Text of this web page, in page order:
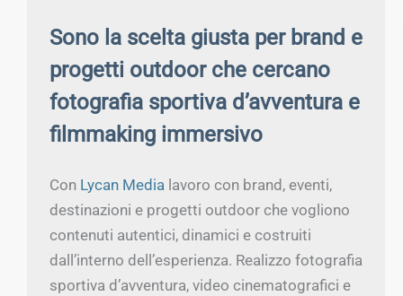
Sono la scelta giusta per brand e
progetti outdoor che cercano
fotografia sportiva d’avventura e
filmmaking immersivo
Con Lycan Media lavoro con brand, eventi,
destinazioni e progetti outdoor che vogliono
contenuti autentici, dinamici e costruiti
dall’interno dell’esperienza. Realizzo fotografia
sportiva d’avventura, video cinematografici e